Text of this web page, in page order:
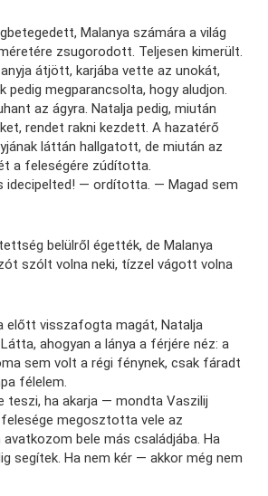
Malanya számára a világ
zsugorodott. Teljesen kimerült.
átjött, karjába vette az unokát,
pedig megparancsolta, hogy aludjon.
az ágyra. Natalja pedig, miután
rendet rakni kezdett. A hazatérő
láttán hallgatott, de miután az
a feleségére zúdította.
idecipelted! — ordította. — Magad sem
belülről égették, de Malanya
szólt volna neki, tízzel vágott volna
előtt visszafogta magát, Natalja
ahogyan a lánya a férjére néz: a
sem volt a régi fénynek, csak fáradt
félelem.
teszi, ha akarja — mondta Vaszilij
megosztotta vele az
bele más családjába. Ha
segítek. Ha nem kér — akkor még nem